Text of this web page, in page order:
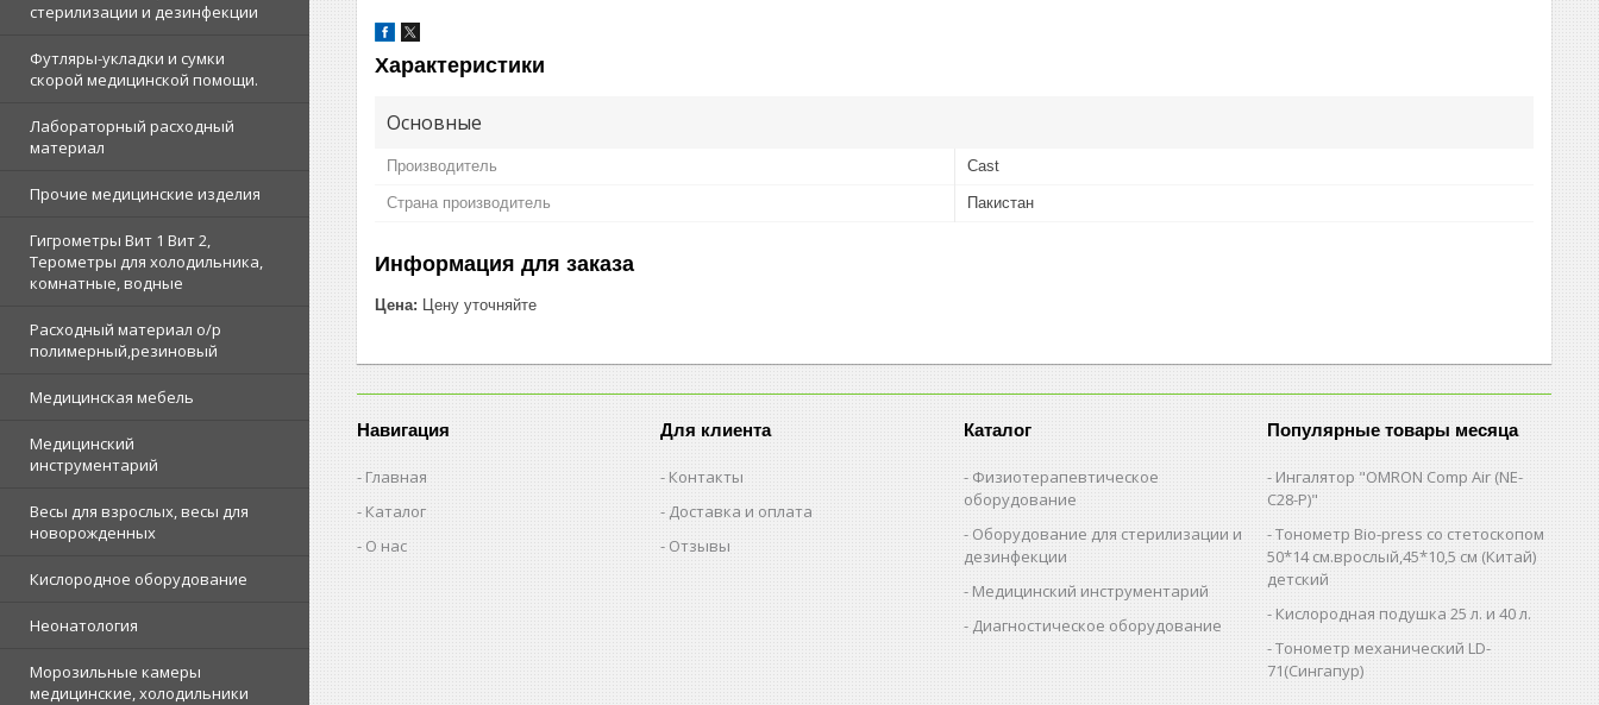
стерилизации и дезинфекции
Футляры-укладки и сумки
скорой медицинской помощи.
Лабораторный расходный
материал
Прочие медицинские изделия
Гигрометры Вит 1 Вит 2,
Терометры для холодильника,
комнатные, водные
Расходный материал о/р
полимерный,резиновый
Медицинская мебель
Медицинский
инструментарий
Весы для взрослых, весы для
новорожденных
Кислородное оборудование
Неонатология
Морозильные камеры
медицинские, холодильники
Характеристики
Основные
Производитель Cast
Страна производитель Пакистан
Информация для заказа
Цена: Цену уточняйте
Навигация
Главная
Каталог
О нас
Для клиента
Контакты
Доставка и оплата
Отзывы
Каталог
Физиотерапевтическое
оборудование
Оборудование для стерилизации и
дезинфекции
Медицинский инструментарий
Диагностическое оборудование
Популярные товары месяца
Ингалятор "OMRON Comp Air (NE-
C28-Р)"
Тонометр Bio-press со стетоскопом
50*14 см.врослый,45*10,5 см (Китай)
детский
Кислородная подушка 25 л. и 40 л.
Тонометр механический LD-
71(Сингапур)